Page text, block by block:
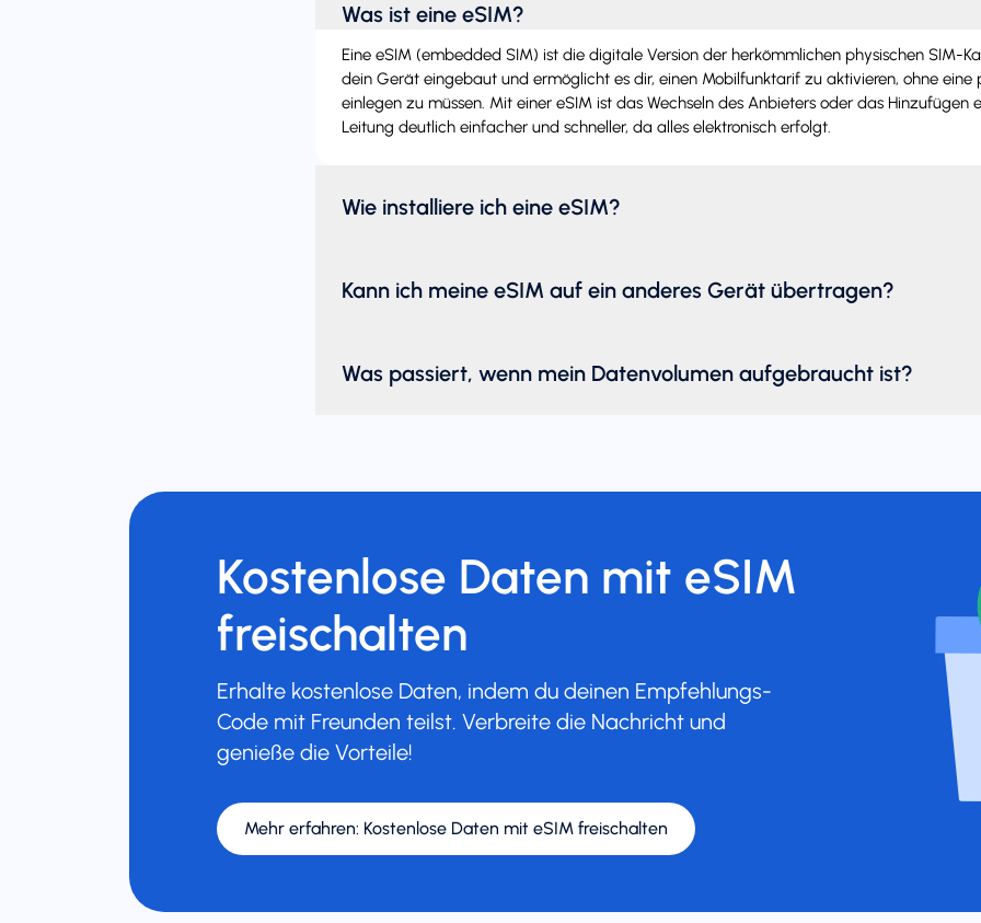
Was ist eine eSIM?
Eine eSIM (embedded SIM) ist die digitale Version der herkömmlichen physischen SIM-
dein Gerät eingebaut und ermöglicht es dir, einen Mobilfunktarif zu aktivieren, ohne eine
einlegen zu müssen. Mit einer eSIM ist das Wechseln des Anbieters oder das Hinzufügen
Leitung deutlich einfacher und schneller, da alles elektronisch erfolgt.
Wie installiere ich eine eSIM?
Kann ich meine eSIM auf ein anderes Gerät übertragen?
Was passiert, wenn mein Datenvolumen aufgebraucht ist?
Kostenlose Daten mit eSIM
freischalten
Erhalte kostenlose Daten, indem du deinen Empfehlungs-
Code mit Freunden teilst. Verbreite die Nachricht und
genieße die Vorteile!
Mehr erfahren: Kostenlose Daten mit eSIM freischalten